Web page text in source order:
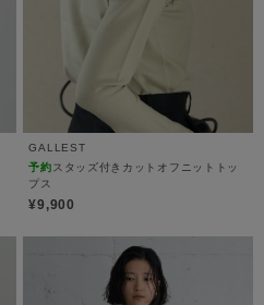
GALLEST
予約 スタッズ付きカットオフニットトッ
プス
¥9,900